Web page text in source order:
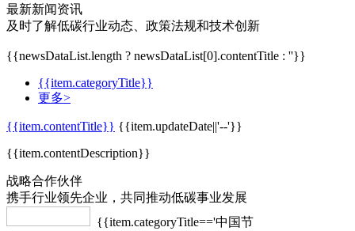
最新新闻资讯
及时了解低碳行业动态、政策法规和技术创新
{{newsDataList.length ? newsDataList[0].contentTitle : ''}}
{{item.categoryTitle}}
更多>
{{item.contentTitle}} {{item.updateDate||'--'}}
{{item.contentDescription}}
战略合作伙伴
携手行业领先企业，共同推动低碳事业发展
{{item.categoryTitle=='中国节